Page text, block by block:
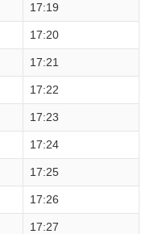
17:19
17:20
17:21
17:22
17:23
17:24
17:25
17:26
17:27